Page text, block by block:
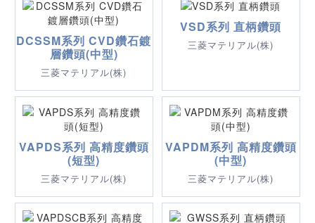
DCSSM系列 CVD鑽石鍍
層鑽頭(中型)
三菱マテリアル(株)
VSD系列 直柄鑽頭
三菱マテリアル(株)
VAPDS系列 高精度鑽頭
(短型)
三菱マテリアル(株)
VAPDM系列 高精度鑽頭
(中型)
三菱マテリアル(株)